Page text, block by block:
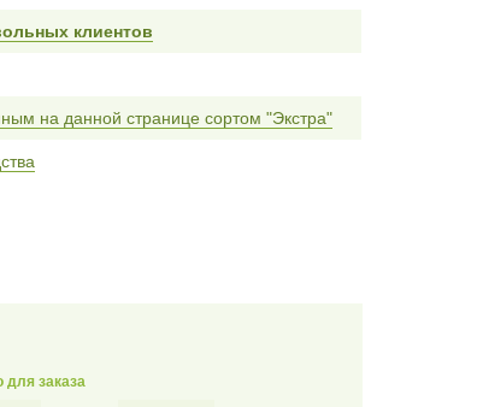
клиентов
на данной странице сортом "Экстра"
для заказа